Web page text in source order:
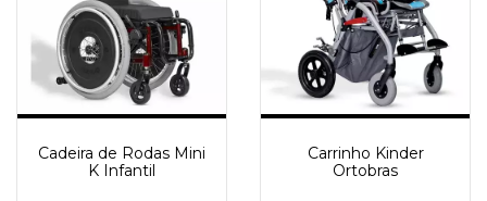
Cadeira de Rodas Mini
K Infantil
Carrinho Kinder
Ortobras